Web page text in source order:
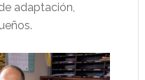
adaptación,